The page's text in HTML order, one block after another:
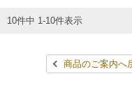
10件中 1-10件表示
商品のご案内へ